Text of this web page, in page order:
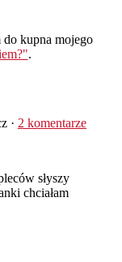
do kupna mojego
.
· 2 komentarze
słyszy
chciałam